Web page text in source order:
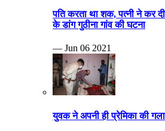
पति करता था शक, पत्नी ने कर दी
के डांग गुठीना गांव की घटना
— Jun 06 2021
युवक ने अपनी ही प्रेमिका की